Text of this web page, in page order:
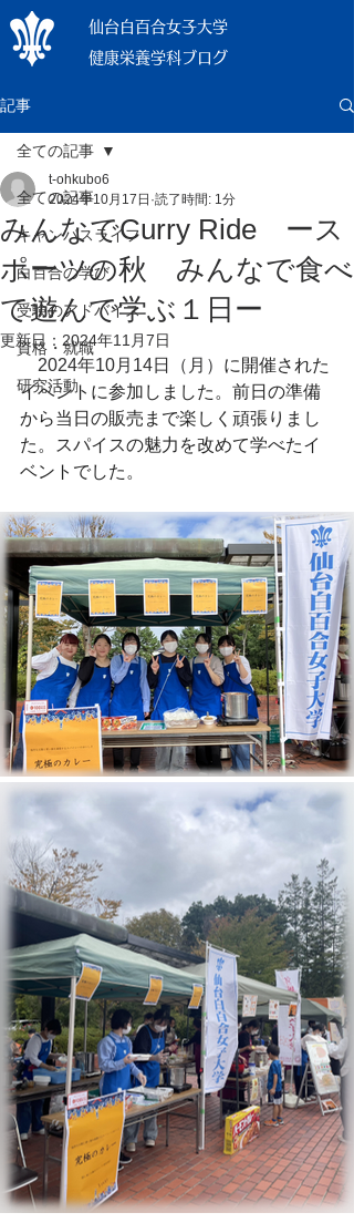
仙台白百合女子大学
健康栄養学科ブログ
記事
全ての記事
キャンパスライフ
白百合の学び
受験のアドバイス
資格・就職
研究活動
全ての記事
みんなでCurry Ride ース
ポーツの秋 みんなで食べ
て遊んで学ぶ１日ー
t-ohkubo6
2024年10月17日 読了時間: 1分
更新日： 2024年11月7日
2024年10月14日（月） に開催された
イベントに参加しました。前日の準備
から当日の販売まで楽しく頑張りまし
た。スパイスの魅力を改めて学べたイ
ベントでした。